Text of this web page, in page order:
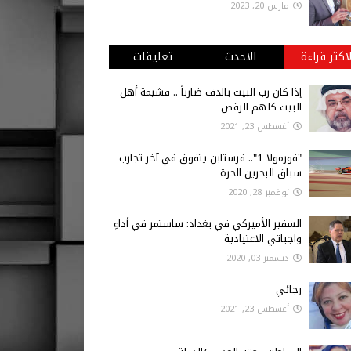
مارس 20, 2023
قراءة الاحدث تعليقات
إذا كان رب البيت بالدف ضارباً .. فشيمة أهل
البيت كلهم الرقص
أغسطس 23, 2021
"فورمولا 1".. فرستابن يتفوق في آخر تجارب
سباق البحرين الحرة
نوفمبر 28, 2020
السفير الأميركي في بغداد: ساستمر في أداءِ
واجباتي الاعتيادية
ديسمبر 03, 2020
رجائي
أغسطس 23, 2021